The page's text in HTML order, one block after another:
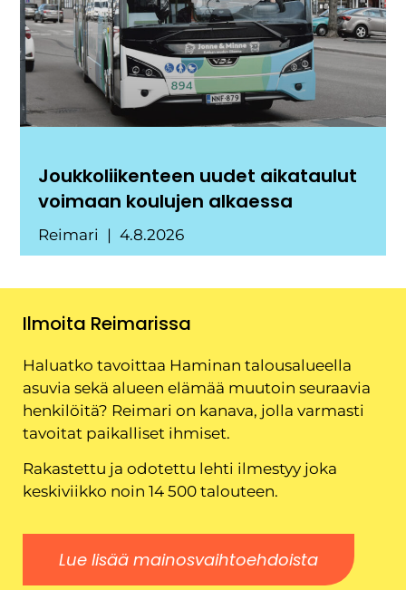
Joukkoliikenteen uudet aikataulut
voimaan koulujen alkaessa
Reimari 4.8.2026
Ilmoita Reimarissa
Haluatko tavoittaa Haminan talousalueella
asuvia sekä alueen elämää muutoin seuraavia
henkilöitä? Reimari on kanava, jolla varmasti
tavoitat paikalliset ihmiset.
Rakastettu ja odotettu lehti ilmestyy joka
keskiviikko noin 14 500 talouteen.
Lue lisää mainosvaihtoehdoista